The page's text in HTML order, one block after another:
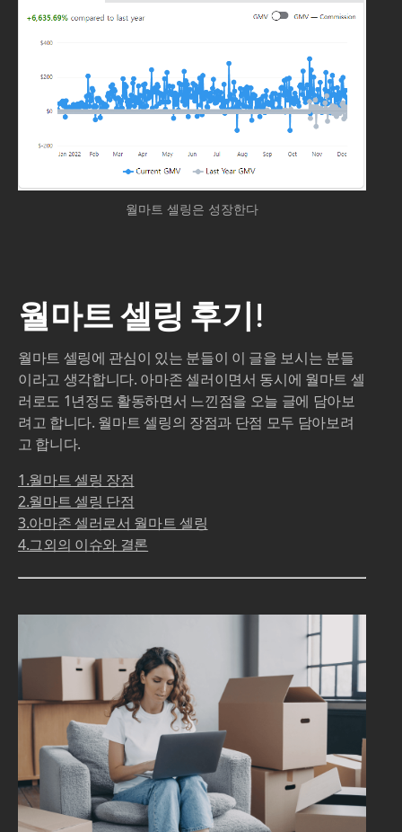
월마트 셀링은 성장한다
월마트 셀링 후기!
월마트 셀링에 관심이 있는 분들이 이 글을 보시는 분들
이라고 생각합니다. 아마존 셀러이면서 동시에 월마트 셀
러로도 1년정도 활동하면서 느낀점을 오늘 글에 담아보
려고 합니다. 월마트 셀링의 장점과 단점 모두 담아보려
고 합니다.
1.월마트 셀링 장점
2.월마트 셀링 단점
3.아마존 셀러로서 월마트 셀링
4.그외의 이슈와 결론